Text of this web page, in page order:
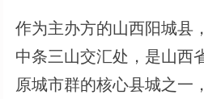
作为主办方的山西阳城县
中条三山交汇处，是山西
原城市群的核心县城之一